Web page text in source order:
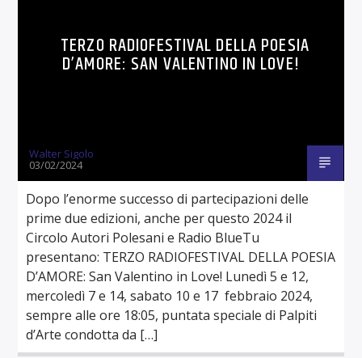
TERZO RADIOFESTIVAL DELLA POESIA
D’AMORE: SAN VALENTINO IN LOVE!
Walter Sigolo
03/02/2024
Dopo l’enorme successo di partecipazioni delle
prime due edizioni, anche per questo 2024 il
Circolo Autori Polesani e Radio BlueTu
presentano: TERZO RADIOFESTIVAL DELLA POESIA
D’AMORE: San Valentino in Love! Lunedì 5 e 12,
mercoledì 7 e 14, sabato 10 e 17 febbraio 2024,
sempre alle ore 18:05, puntata speciale di Palpiti
d’Arte condotta da […]